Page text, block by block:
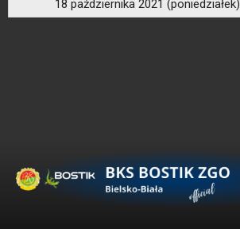
18 października 2021 (poniedziałek)